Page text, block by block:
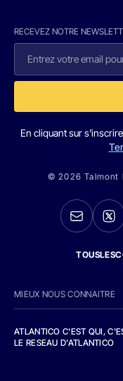
RECEVEZ NOTRE
En cliquant sur
© 2026 Talmont
MIEUX NOUS CONNAITRE
ATLANTICO C'EST QUI,
LE RESEAU D'ATLANTICO